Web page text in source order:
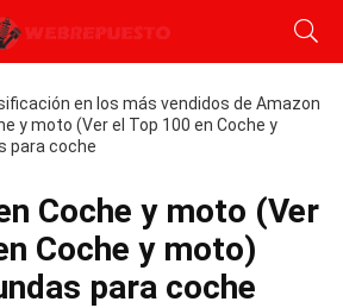
en los más vendidos de Amazon
y moto (Ver el Top 100 en Coche y
para coche
Coche y moto (Ver
Coche y moto)
para coche